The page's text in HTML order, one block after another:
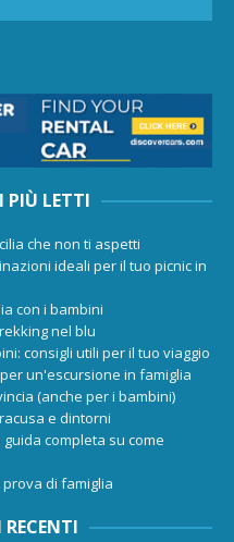
PIÙ LETTI
che non ti aspetti
ideali per il tuo picnic in
con i bambini
nel blu
consigli utili per il tuo viaggio
un'escursione in famiglia
(anche per i bambini)
e dintorni
completa su come
di famiglia